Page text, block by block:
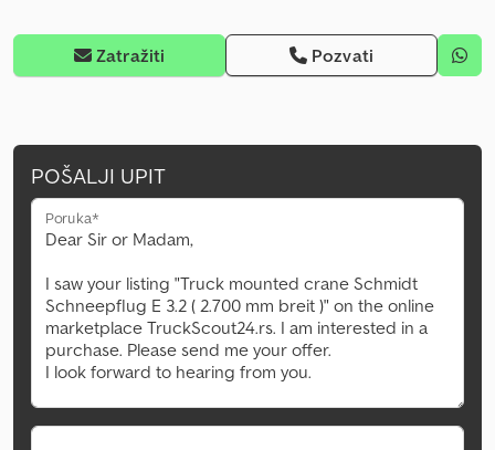
Zatražiti Pozvati
POŠALJI UPIT
Poruka*